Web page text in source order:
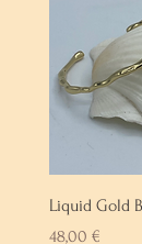
Liquid Gold
Prix
48,00 €